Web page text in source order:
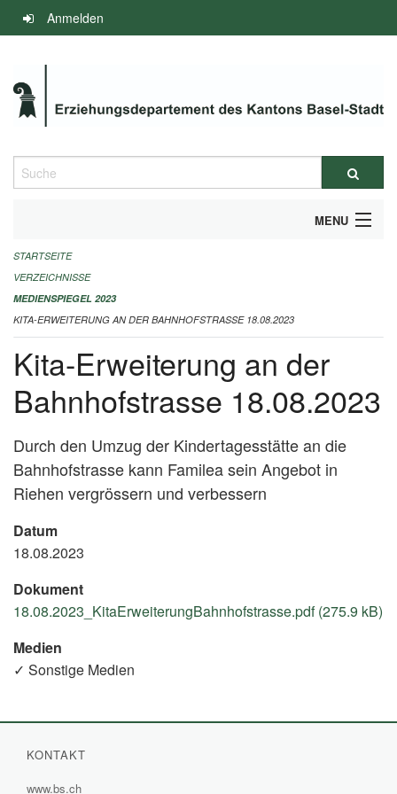
Navigation
überspringen
Anmelden
Suche
MENU
INFOS ZUM ED-MEDIENSPIEGEL
IMPRESSUM
STARTSEITE
VERZEICHNISSE
MEDIENSPIEGEL 2023
KITA-ERWEITERUNG AN DER BAHNHOFSTRASSE 18.08.2023
Kita-Erweiterung an der
Bahnhofstrasse 18.08.2023
Durch den Umzug der Kindertagesstätte an die
Bahnhofstrasse kann Familea sein Angebot in
Riehen vergrössern und verbessern
Datum
18.08.2023
Dokument
18.08.2023_KitaErweiterungBahnhofstrasse.pdf (275.9 kB)
Medien
✓ Sonstige Medien
KONTAKT
www.bs.ch